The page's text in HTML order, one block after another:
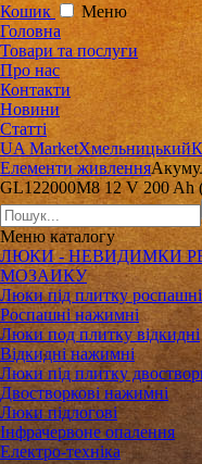
Кошик
Меню
Головна
Товари та послуги
Про нас
Контакти
Новини
Статті
UA MarketХмельницький
Елементи живлення
GL122000M8 12 V 200 Ah
Менюкаталогу
ЛЮКИ - НЕВИДИМКИ
МОЗАИКУ
Люки під плитку роспашні
Роспашні нажимні
Люки под плитку відкидні
Відкидні нажимні
Люки під плитку
Двостворкові нажимні
Люки підлогові
Інфрачервоне опалення
Електро-техніка